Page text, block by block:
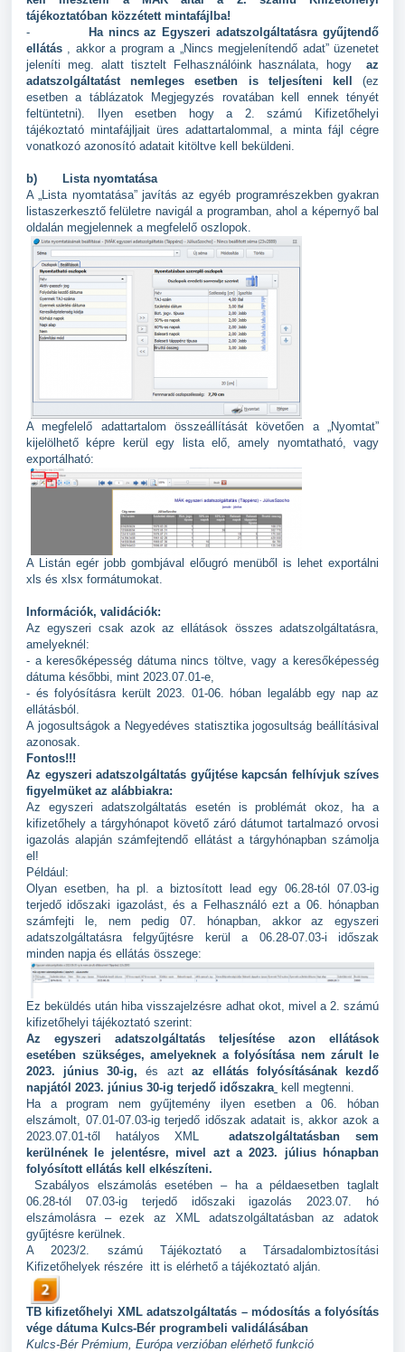
tájékoztatóban közzétett mintafájlba!
-
Ha nincs az Egyszeri adatszolgáltatásra gyűjtendő
ellátás , akkor a program a „Nincs megjelenítendő adat” üzenetet
jeleníti meg. alatt tisztelt Felhasználóink használata, hogy az
adatszolgáltatást nemleges esetben is teljesíteni kell
(ez
esetben a táblázatok Megjegyzés rovatában kell ennek tényét
feltüntetni).
Ilyen esetben hogy a 2. számú Kifizetőhelyi
tájékoztató mintafájljait üres adattartalommal, a minta fájl cégre
vonatkozó azonosító adatait kitöltve kell beküldeni.
b)
Lista nyomtatása
A „Lista nyomtatása” javítás az egyéb programrészekben gyakran
listaszerkesztő felületre navigál a programban, ahol a képernyő bal
oldalán megjelennek a megfelelő oszlopok.
A megfelelő adattartalom összeállítását követően a „Nyomtat”
kijelölhető képre kerül egy lista elő, amely nyomtatható, vagy
exportálható:
A Listán egér jobb gombjával előugró menüből is lehet exportálni
xls és xlsx formátumokat.
Információk, validációk:
Az egyszeri csak azok az ellátások összes adatszolgáltatásra,
amelyeknél:
- a keresőképesség dátuma nincs töltve, vagy a keresőképesség
dátuma későbbi, mint 2023.07.01-e,
- és folyósításra került 2023. 01-06.
hóban legalább egy nap az
ellátásból.
A jogosultságok a Negyedéves statisztika jogosultság beállításival
azonosak.
Fontos!!!
Az egyszeri adatszolgáltatás gyűjtése kapcsán felhívjuk szíves
figyelmüket az alábbiakra:
Az egyszeri adatszolgáltatás esetén is problémát okoz, ha a
kifizetőhely a tárgyhónapot követő záró dátumot tartalmazó orvosi
igazolás alapján számfejtendő ellátást a tárgyhónapban számolja
el!
Például:
Olyan esetben, ha pl. a biztosított lead egy 06.28-tól 07.03-ig
terjedő időszaki igazolást, és a Felhasználó ezt a 06. hónapban
számfejti le, nem pedig 07. hónapban, akkor az egyszeri
adatszolgáltatásra felgyűjtésre kerül a 06.28-07.03-i időszak
minden napja és ellátás összege:
Ez beküldés után hiba visszajelzésre adhat okot, mivel a 2. számú
kifizetőhelyi tájékoztató szerint:
Az egyszeri adatszolgáltatás teljesítése azon ellátások
esetében szükséges, amelyeknek a folyósítása nem zárult le
2023. június 30-ig, és azt az ellátás folyósításának kezdő
napjától 2023. június 30-ig terjedő időszakra
kell megtenni.
Ha a program nem gyűjtemény ilyen esetben a 06. hóban
elszámolt, 07.01-07.03-ig terjedő időszak adatait is, akkor azok a
2023.07.01-től hatályos XML
adatszolgáltatásban sem
kerülnének le jelentésre, mivel azt a 2023. július hónapban
folyósított ellátás kell elkészíteni.
Szabályos elszámolás esetében – ha a példaesetben taglalt
06.28-tól 07.03-ig terjedő időszaki igazolás 2023.07.
hó
elszámolásra – ezek az XML adatszolgáltatásban az adatok
gyűjtésre kerülnek.
A 2023/2. számú Tájékoztató a Társadalombiztosítási
Kifizetőhelyek részére itt is elérhető a tájékoztató alján.
TB kifizetőhelyi XML adatszolgáltatás – módosítás a folyósítás
vége dátuma Kulcs-Bér programbeli validálásában
Kulcs-Bér Prémium, Európa verzióban elérhető funkció